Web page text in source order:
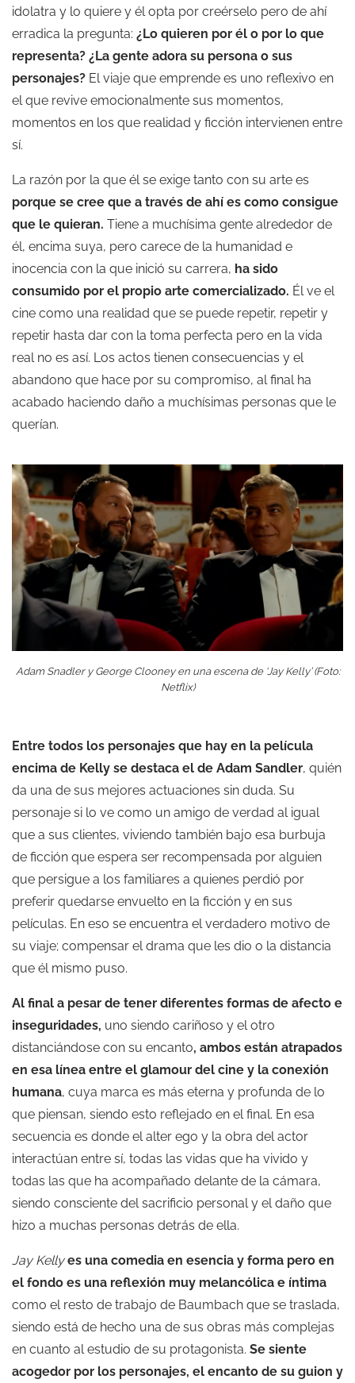
idolatra y lo quiere y él opta por creérselo pero de ahí
erradica la pregunta: ¿Lo quieren por él o por lo que
representa? ¿La gente adora su persona o sus
personajes? El viaje que emprende es uno reflexivo en
el que revive emocionalmente sus momentos,
momentos en los que realidad y ficción intervienen entre
sí.
La razón por la que él se exige tanto con su arte es
porque se cree que a través de ahí es como consigue
que le quieran. Tiene a muchísima gente alrededor de
él, encima suya, pero carece de la humanidad e
inocencia con la que inició su carrera, ha sido
consumido por el propio arte comercializado. Él ve el
cine como una realidad que se puede repetir, repetir y
repetir hasta dar con la toma perfecta pero en la vida
real no es así. Los actos tienen consecuencias y el
abandono que hace por su compromiso, al final ha
acabado haciendo daño a muchísimas personas que le
querían.
Adam Snadler y George Clooney en una escena de ‘Jay Kelly’ (Foto:
Netflix)
Entre todos los personajes que hay en la película
encima de Kelly se destaca el de Adam Sandler, quién
da una de sus mejores actuaciones sin duda. Su
personaje si lo ve como un amigo de verdad al igual
que a sus clientes, viviendo también bajo esa burbuja
de ficción que espera ser recompensada por alguien
que persigue a los familiares a quienes perdió por
preferir quedarse envuelto en la ficción y en sus
películas. En eso se encuentra el verdadero motivo de
su viaje; compensar el drama que les dio o la distancia
que él mismo puso.
Al final a pesar de tener diferentes formas de afecto e
inseguridades, uno siendo cariñoso y el otro
distanciándose con su encanto, ambos están atrapados
en esa línea entre el glamour del cine y la conexión
humana, cuya marca es más eterna y profunda de lo
que piensan, siendo esto reflejado en el final. En esa
secuencia es donde el alter ego y la obra del actor
interactúan entre sí, todas las vidas que ha vivido y
todas las que ha acompañado delante de la cámara,
siendo consciente del sacrificio personal y el daño que
hizo a muchas personas detrás de ella.
Jay Kellyes una comedia en esencia y forma pero en
el fondo es una reflexión muy melancólica e íntima
como el resto de trabajo de Baumbach que se traslada,
siendo está de hecho una de sus obras más complejas
en cuanto al estudio de su protagonista. Se siente
acogedor por los personajes, el encanto de su guion y